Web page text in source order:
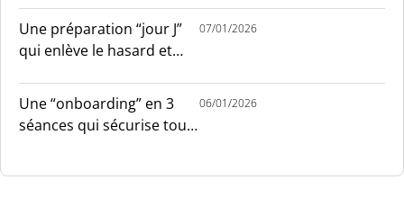
Une préparation “jour J”
qui enlève le hasard et
07/01/2026
Une “onboarding” en 3
séances qui sécurise tout
06/01/2026